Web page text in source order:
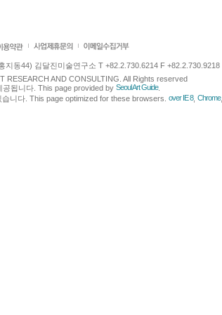
지동44) 김달진미술연구소 T +82.2.730.6214 F +82.2.730.9218
RESEARCH AND CONSULTING. All Rights reserved
공됩니다. This page provided by Seoul Art Guide.
니다. This page optimized for these browsers. over IE 8, Chrome,